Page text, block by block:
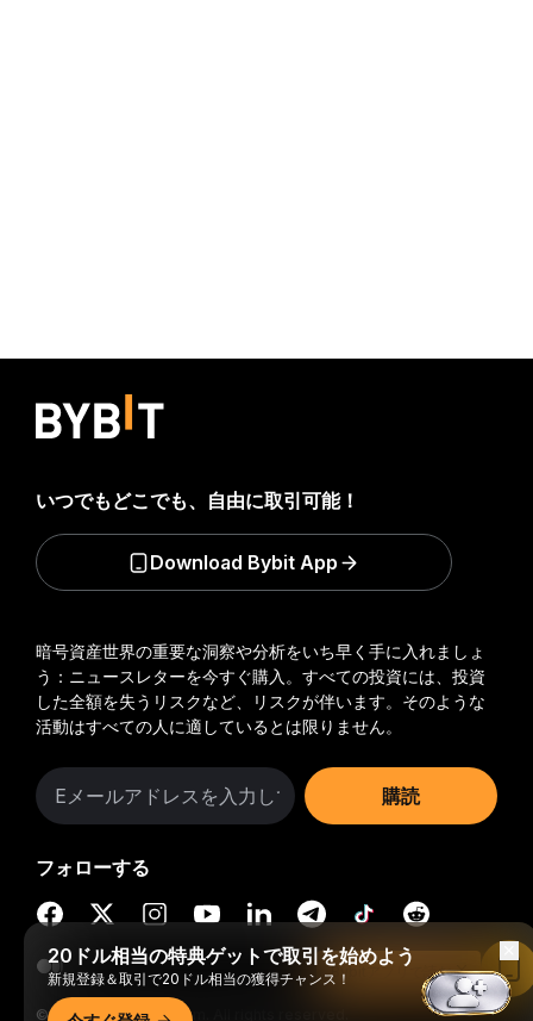
暗号資産世界の重要な洞察や分析をいち早く手に入れましょ
う：ニュースレターを今すぐ購入。 すべての投資には、投資
した全額を失うリスクなど、リスクが伴います。そのような
活動はすべての人に適しているとは限りません。
購読
フォローする
© 2018-2026 Bybit.com. All rights reserved.
いつでもどこでも、自由に取引可能！
Download Bybit App
20ドル相当の特典ゲットで取引を始めよう
新規登録＆取引で20ドル相当の獲得チャンス！Bybitアプリで読む